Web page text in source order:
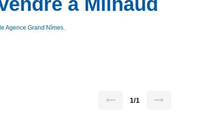
Agence Grand Nîmes.
1/1